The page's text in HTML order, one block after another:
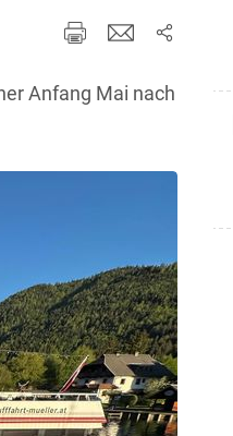
Anfang Mai nach